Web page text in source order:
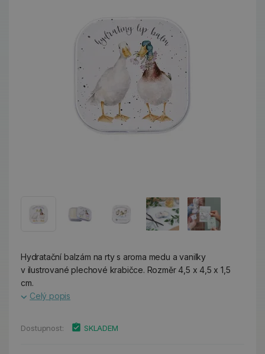
Hydratační balzám na rty s aroma medu a vanilky
v ilustrované plechové krabičce. Rozměr 4,5 x 4,5 x 1,5
cm.
Celý popis
Dostupnost: SKLADEM